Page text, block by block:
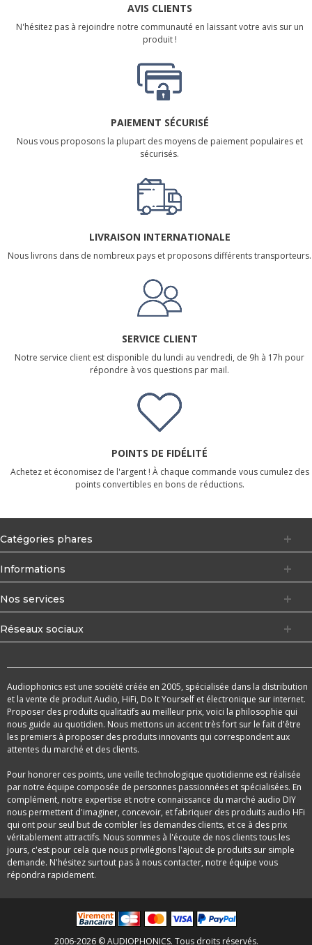
AVIS CLIENTS
N'hésitez pas à rejoindre notre communauté en laissant votre avis sur un
produit !
PAIEMENT SÉCURISÉ
Nous vous proposons la plupart des moyens de paiement populaires et
sécurisés.
LIVRAISON INTERNATIONALE
Nous livrons dans de nombreux pays et proposons différents transporteurs.
SERVICE CLIENT
Notre service client est disponible du lundi au vendredi, de 9h à 17h pour
répondre à vos questions par mail.
POINTS DE FIDÉLITÉ
Achetez et économisez de l'argent ! À chaque commande vous cumulez des
points convertibles en bons de réductions.
Catégories phares
Informations
Nos services
Réseaux sociaux
Audiophonics est une société créée en 2005, spécialisée dans la distribution
et la vente de produit Audio, HiFi, Do It Yourself et électronique sur internet.
Proposer des produits qualitatifs au meilleur prix, voici la philosophie qui
nous guide au quotidien. Nous mettons un accent très fort sur le fait d'être
les premiers à proposer des produits innovants qui correspondent aux
attentes du marché et des clients.
Pour honorer ces points, une veille technologique quotidienne est réalisée
par notre équipe composée de personnes passionnées et spécialisées. En
complément, notre expertise et notre connaissance du marché audio DIY
nous permettent d'imaginer, concevoir, et fabriquer des produits audio HFi
qui ont pour seul but de combler les demandes clients, et ce à des prix
véritablement attractifs. Nous sommes à l'écoute de nos clients tous les
jours, c'est pour cela que nous privilégions l'ajout de produits sur simple
demande. N'hésitez surtout pas à nous contacter, notre équipe vous
répondra rapidement.
2006-2026 © AUDIOPHONICS. Tous droits réservés.